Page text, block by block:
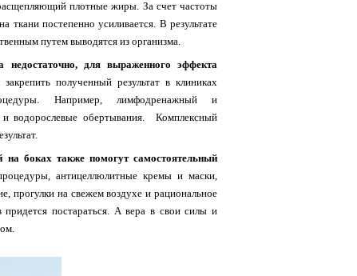
плотные жиры. За счет частоты
ткани постепенно усиливается. В результате
путем выводятся из организма.
недостаточно, для выраженного эффекта
полученный результат в клиниках
Например, лимфодренажный и
и водорослевые обертывания. Комплексный
боках также помогут самостоятельный
антицеллюлитные кремы и маски,
прогулки на свежем воздухе и рациональное
придется постараться. А вера в свои силы и